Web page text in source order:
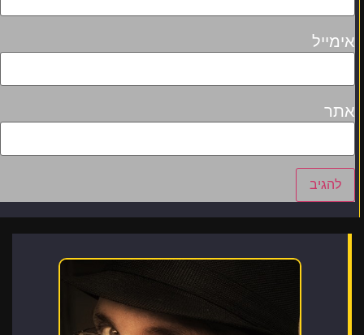
אימייל
אתר